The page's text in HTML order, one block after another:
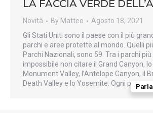
LA FACCIA VERDE
Novità By Matteo
Agosto 18, 2021
Gli Stati Uniti sono il paese con il più
parchi e aree protette al mondo. Quelli
Parchi Nazionali, sono 59. Tra i parchi
impossibile non citare il Grand Canyon,
Monument Valley, l’Antelope Canyon, il
Death Valley e lo Yosemite. Ogni parco…